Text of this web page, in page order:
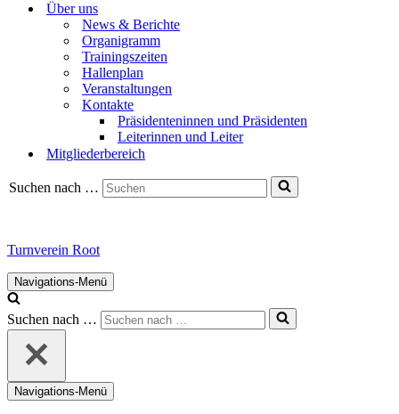
Über uns
News & Berichte
Organigramm
Trainingszeiten
Hallenplan
Veranstaltungen
Kontakte
Präsidenteninnen und Präsidenten
Leiterinnen und Leiter
Mitgliederbereich
Suchen nach …
Turnverein Root
Navigations-Menü
Suchen nach …
Navigations-Menü